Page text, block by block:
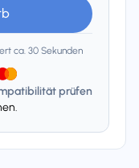
ca. 30 Sekunden
prüfen